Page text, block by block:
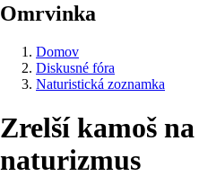
Omrvinka
Domov
Diskusné fóra
Naturistická zoznamka
Zrelší kamoš
naturizmus